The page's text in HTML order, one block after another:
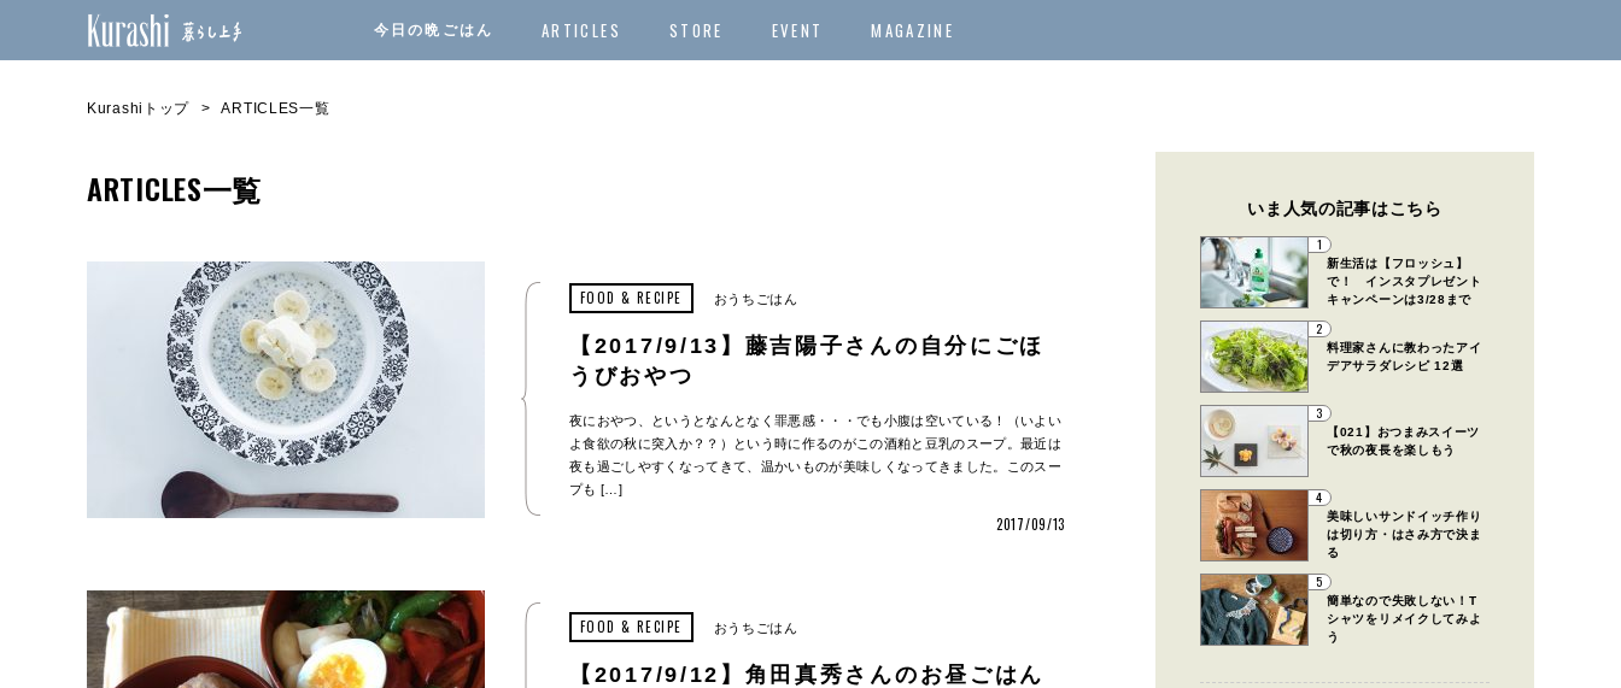
今日の晩ごはん ARTICLES STORE EVENT MAGAZINE
Kurashiトップ ARTICLES一覧
ARTICLES一覧
FOOD & RECIPE おうちごはん
【2017/9/13】藤吉陽子さんの自分にごほ
うびおやつ
夜におやつ、というとなんとなく罪悪感・・・でも小腹は空いている！（いよい
よ食欲の秋に突入か？？）という時に作るのがこの酒粕と豆乳のスープ。最近は
夜も過ごしやすくなってきて、温かいものが美味しくなってきました。このスー
プも […]
2017/09/13
FOOD & RECIPE おうちごはん
【2017/9/12】角田真秀さんのお昼ごはん
いま人気の記事はこちら
1
新生活は【フロッシュ】
で！ インスタプレゼント
キャンペーンは3/28まで
2
料理家さんに教わったアイ
デアサラダレシピ 12選
3
【021】おつまみスイーツ
で秋の夜長を楽しもう
4
美味しいサンドイッチ作り
は切り方・はさみ方で決ま
る
5
簡単なので失敗しない！T
シャツをリメイクしてみよ
う